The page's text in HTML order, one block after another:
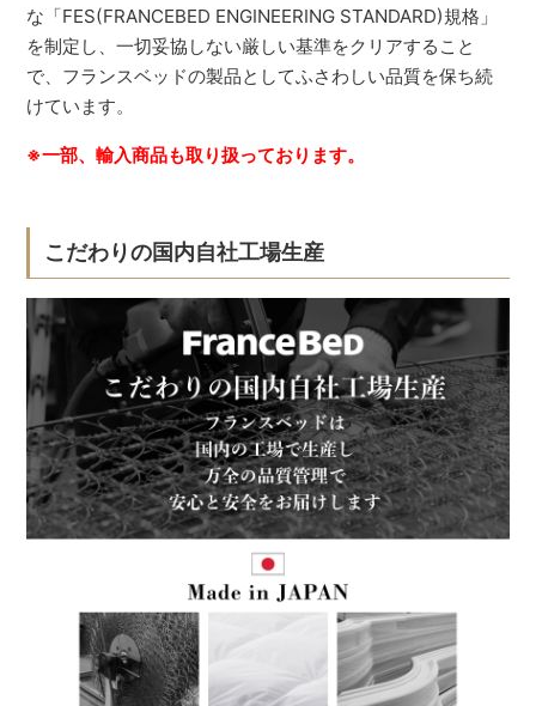
な「FES(FRANCEBED ENGINEERING STANDARD)規格」
を制定し、一切妥協しない厳しい基準をクリアすること
で、フランスベッドの製品としてふさわしい品質を保ち続
けています。
※一部、輸入商品も取り扱っております。
こだわりの国内自社工場生産